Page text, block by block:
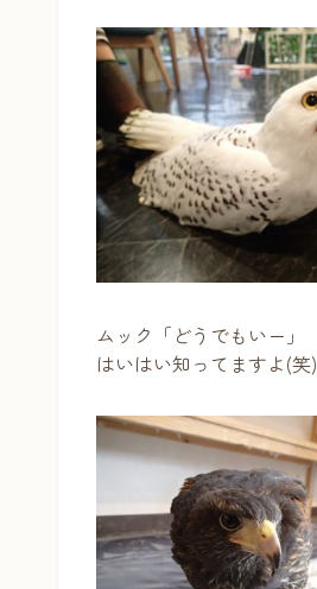
ムック「どうでもいー」
はいはい知ってますよ(笑)